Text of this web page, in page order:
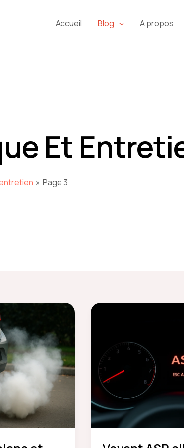
Accueil Blog A propos
Et
Page 3